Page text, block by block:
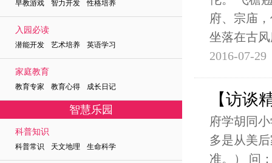
早教游戏 智力开发 性格培养
入园必读
潜能开发 艺术培养 英语学习
家庭教育
教育专家 教育心得 成长日记
智慧乐园
科普知识
科普常识 天文地理 生命科学
府、宗庙
坐落在古
2016-07-29
【访谈
府学胡同
多是从美
准。） 问